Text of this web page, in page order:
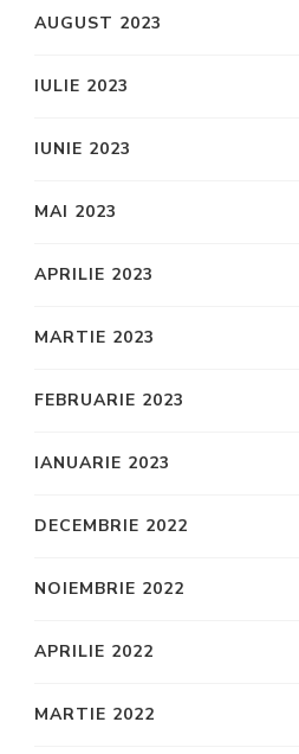
AUGUST 2023
IULIE 2023
IUNIE 2023
MAI 2023
APRILIE 2023
MARTIE 2023
FEBRUARIE 2023
IANUARIE 2023
DECEMBRIE 2022
NOIEMBRIE 2022
APRILIE 2022
MARTIE 2022